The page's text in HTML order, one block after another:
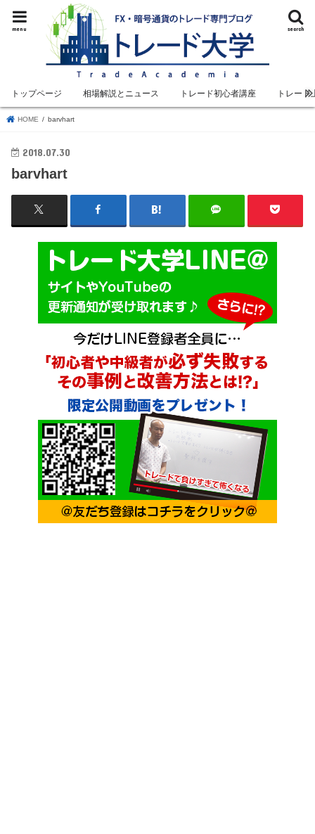
search
menu
トップページ 相場解説とニュース トレード初心者講座 トレード
HOME barvhart
2018.07.30
barvhart